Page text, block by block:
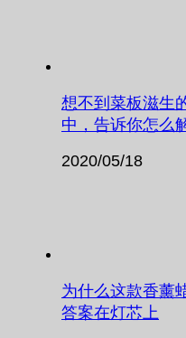
想不到菜板滋生
中，告诉你怎么
2020/05/18
为什么这款香薰
答案在灯芯上